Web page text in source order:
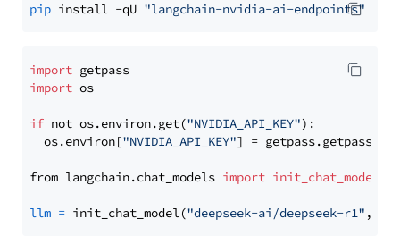
pip install -qU "langchain-nvidia-ai-endpoints"
import
import os
if not os.environ.get("NVIDIA_API_KEY"):
  os.environ[
"NVIDIA_API_KEY"] = getpass.getpass(
from langchain.chat_models import init_chat_model
llm = init_chat_model("deepseek-ai/deepseek-r1" ,